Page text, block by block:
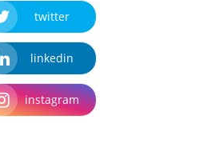
twitter
linkedin
instagram